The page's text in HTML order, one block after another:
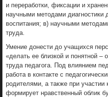
и переработки, фиксации и
научными методами диагностики
воспитания; в) научными
труда.
Умение донести до учащихся
«делать ее близкой и понятной –
труда педагога. Под влиянием
работа в контакте с
родителями, а также при участии
формирует нравственный облик